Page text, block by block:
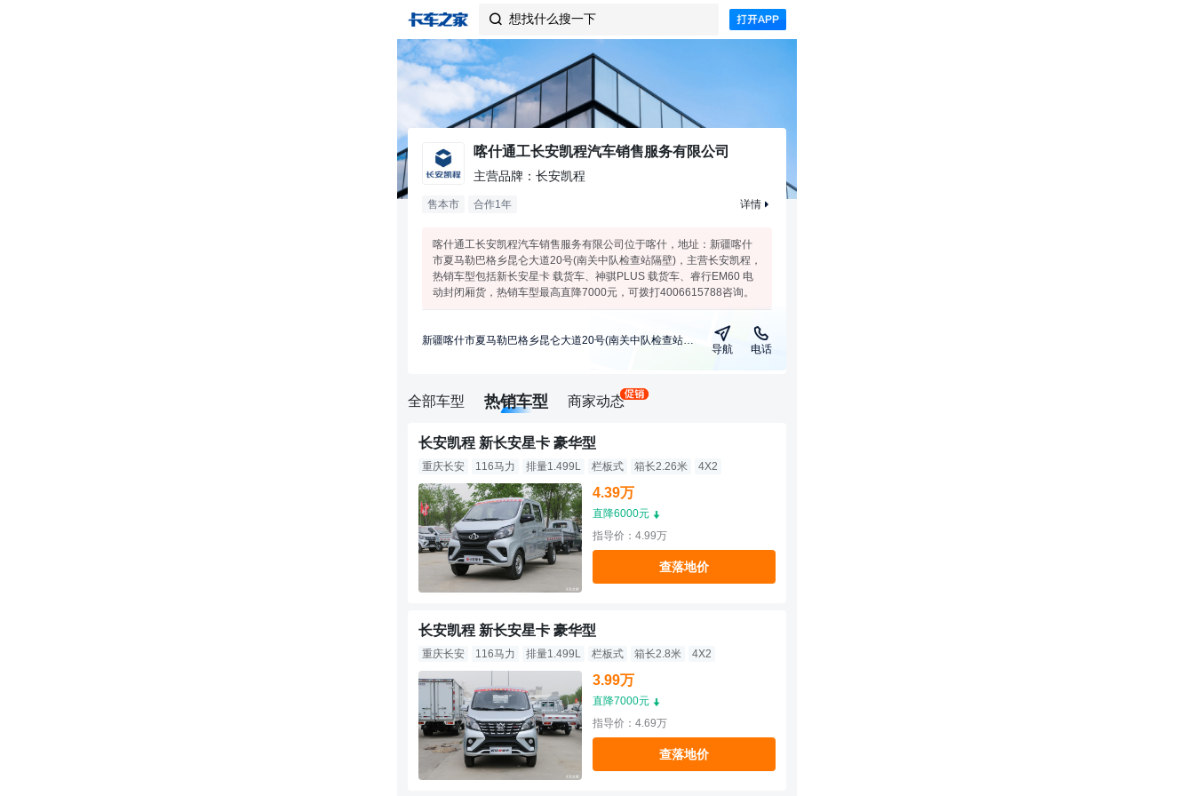
 想找什么搜一下
喀什通工长安凯程汽车销售服务有限公司
主营品牌：长安凯程
售本市 合作1年 详情
喀什通工长安凯程汽车销售服务有限公司位于喀什，地址：新疆喀什
市夏马勒巴格乡昆仑大道20号(南关中队检查站隔壁)，主营长安凯程，
热销车型包括新长安星卡 载货车、神骐PLUS 载货车、睿行EM60 电
动封闭厢货，热销车型最高直降7000元，可拨打4006615788咨询。
新疆喀什市夏马勒巴格乡昆仑大道20号(南关中队检查站隔壁)
导航 电话
全部车型 热销车型 商家动态
长安凯程 新长安星卡 豪华型
重庆长安 116马力 排量1.499L 栏板式 箱长2.26米 4X2
4.39万
直降6000元
指导价：4.99万
查落地价
长安凯程 新长安星卡 豪华型
重庆长安 116马力 排量1.499L 栏板式 箱长2.8米 4X2
3.99万
直降7000元
指导价：4.69万
查落地价